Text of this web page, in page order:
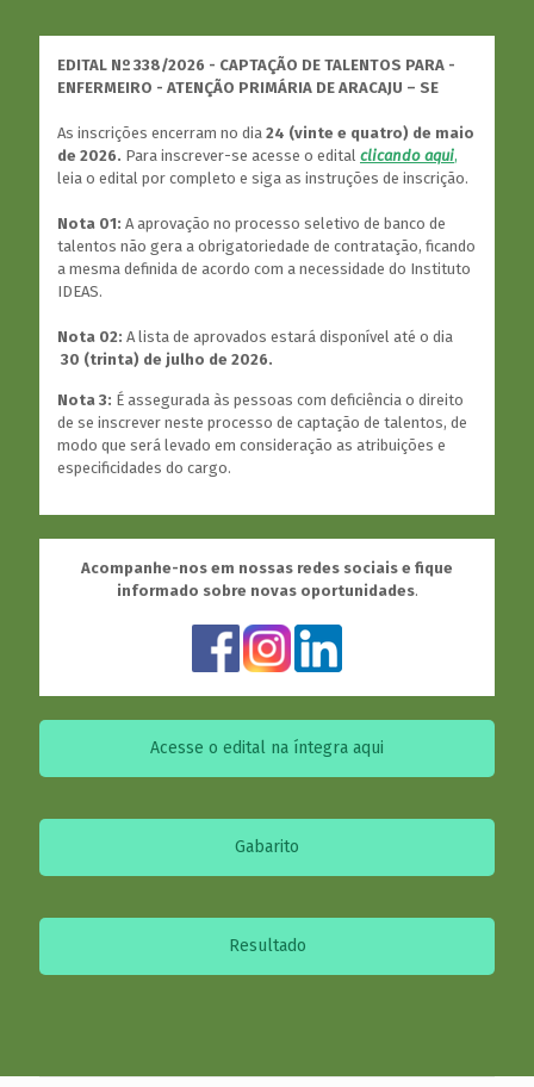
EDITAL Nº 338/2026 - CAPTAÇÃO DE TALENTOS PARA -
ENFERMEIRO - ATENÇÃO PRIMÁRIA DE ARACAJU – SE
As inscrições encerram no dia 24 (vinte e quatro) de maio
de 2026. Para inscrever-se acesse o edital clicando aqui,
leia o edital por completo e siga as instruções de inscrição.
Nota 01: A aprovação no processo seletivo de banco de
talentos não gera a obrigatoriedade de contratação, ficando
a mesma definida de acordo com a necessidade do Instituto
IDEAS.
Nota 02: A lista de aprovados estará disponível até o dia
30 (trinta) de julho de 2026.
Nota 3: É assegurada às pessoas com deficiência o direito
de se inscrever neste processo de captação de talentos, de
modo que será levado em consideração as atribuições e
especificidades do cargo.
Acompanhe-nos em nossas redes sociais e fique
informado sobre novas oportunidades.
Acesse o edital na íntegra aqui
Gabarito
Resultado